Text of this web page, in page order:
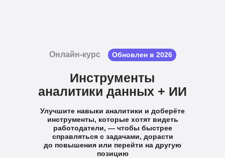
Улучшите навыки аналитики и доберёте
инструменты, которые хотят видеть
работодатели, — чтобы быстрее
справляться с задачами, дорасти
до повышения или перейти на другую
позицию
Инструменты
аналитики данных + ИИ
Онлайн-курс Обновлен в 2026